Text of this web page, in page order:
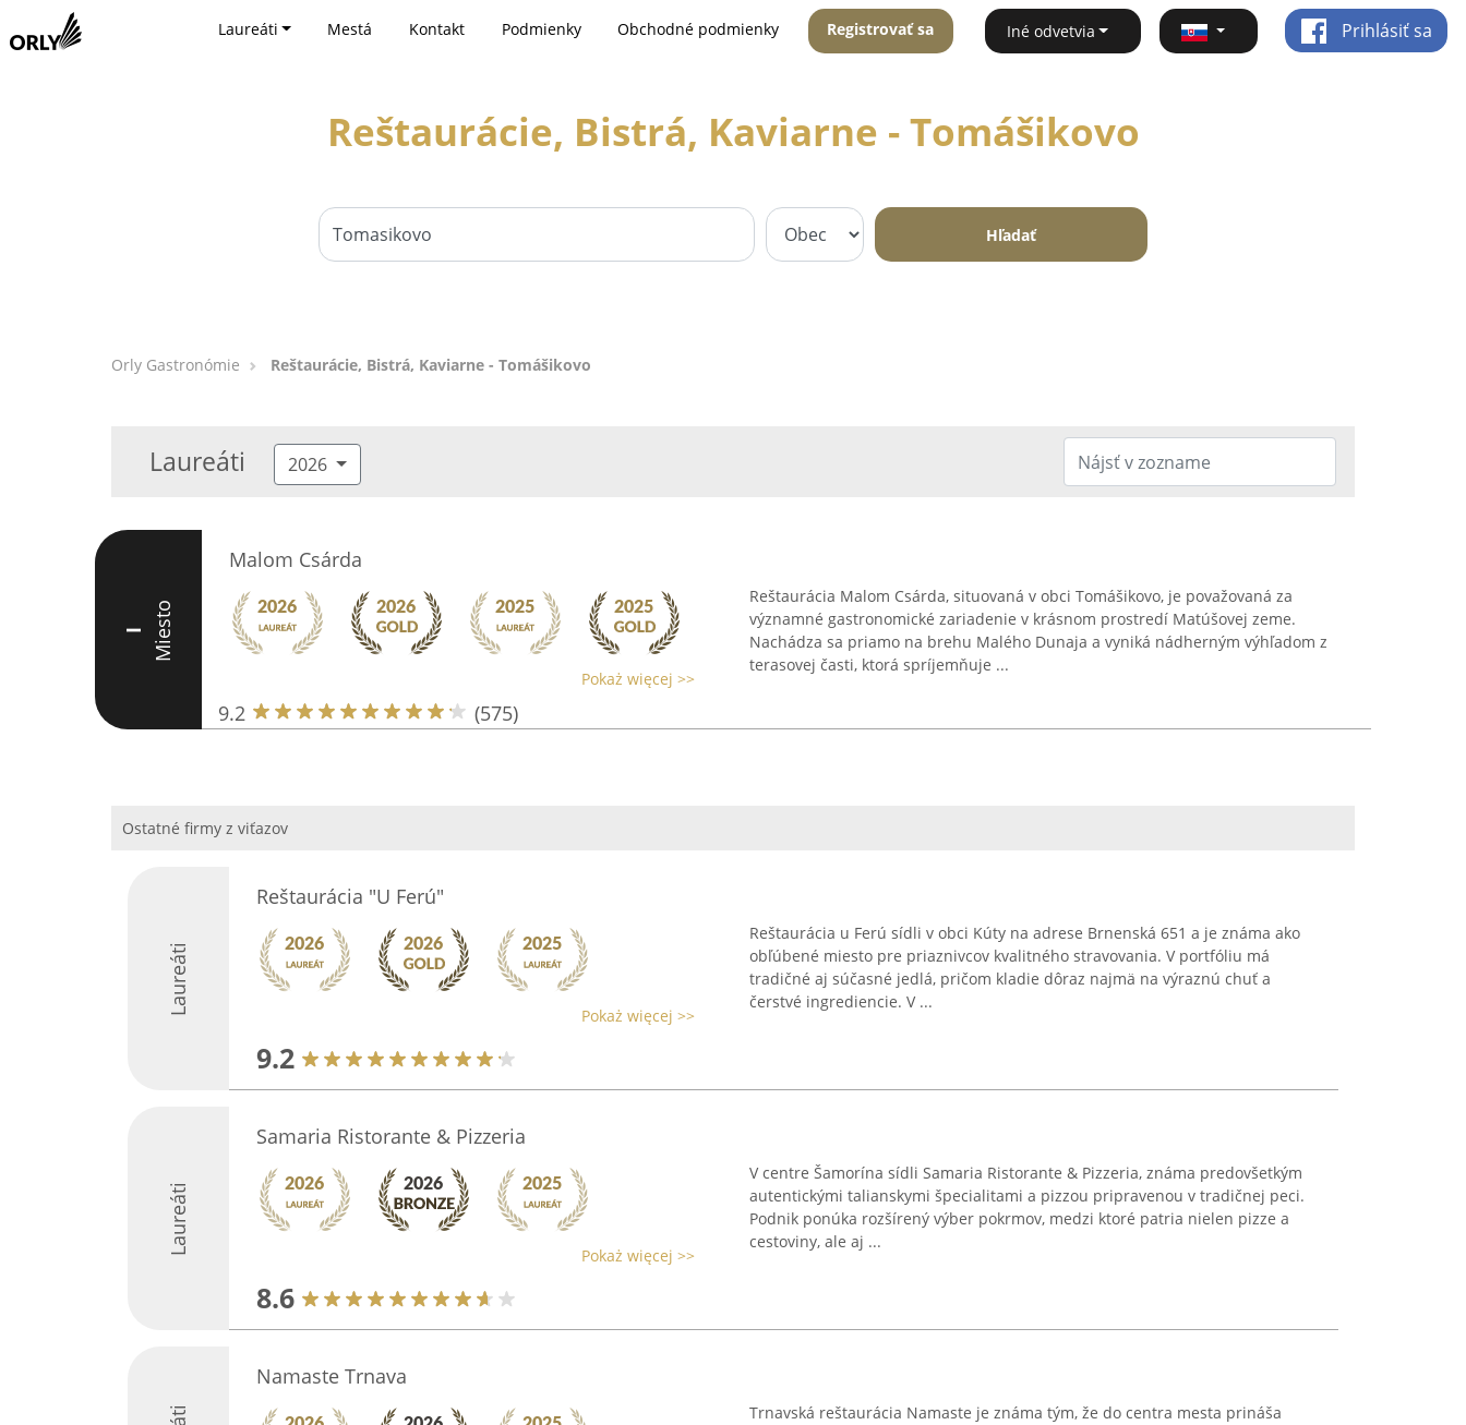
Laureáti Mestá Kontakt Podmienky Obchodné podmienky Registrovať sa Iné odvetvia Prihlásiť sa
Reštaurácie, Bistrá, Kaviarne - Tomášikovo
Hľadať
Orly Gastronómie Reštaurácie, Bistrá, Kaviarne - Tomášikovo
Laureáti 2026
I Miesto
Malom Csárda
Pokaż więcej >>
9.2 (575)
Reštaurácia Malom Csárda, situovaná v obci Tomášikovo, je považovaná za
významné gastronomické zariadenie v krásnom prostredí Matúšovej zeme.
Nachádza sa priamo na brehu Malého Dunaja a vyniká nádherným výhľadom z
terasovej časti, ktorá spríjemňuje ...
Ostatné firmy z viťazov
Laureáti
Reštaurácia "U Ferú"
Pokaż więcej >>
9.2
Reštaurácia u Ferú sídli v obci Kúty na adrese Brnenská 651 a je známa ako
obľúbené miesto pre priaznivcov kvalitného stravovania. V portfóliu má
tradičné aj súčasné jedlá, pričom kladie dôraz najmä na výraznú chuť a
čerstvé ingrediencie. V ...
Laureáti
Samaria Ristorante & Pizzeria
Pokaż więcej >>
8.6
V centre Šamorína sídli Samaria Ristorante & Pizzeria, známa predovšetkým
autentickými talianskymi špecialitami a pizzou pripravenou v tradičnej peci.
Podnik ponúka rozšírený výber pokrmov, medzi ktoré patria nielen pizze a
cestoviny, ale aj ...
Namaste Trnava
Trnavská reštaurácia Namaste je známa tým, že do centra mesta prináša